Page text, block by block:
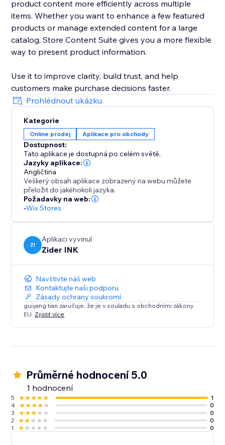
product content more efficiently across multiple
items. Whether you want to enhance a few featured
products or manage extended content for a large
catalog, Store Content Suite gives you a more flexible
way to present product information.
Use it to improve clarity, build trust, and help
customers make purchase decisions faster.
Prohlédnout ukázku
Kategorie
Online prodej Aplikace pro obchody
Dostupnost:
Tato aplikace je dostupná po celém světě.
Jazyky aplikace:
Angličtina
Veškerý obsah aplikace zobrazený na webu můžete
přeložit do jakéhokoli jazyka.
Požadavky na web:
-Wix Stores
ZI
Aplikaci vyvinul
Zider INK
Navštivte náš web
Kontaktujte naši podporu
Zásady ochrany soukromí
guiyang tian zaručuje, že je v souladu s obchodními zákony
EU. Zjistit více
Průměrné hodnocení 5.0
1 hodnocení
5
1
4
0
3
0
2
0
1
0